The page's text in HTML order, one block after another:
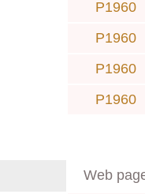
P1960
P1960
P1960
P1960
Web